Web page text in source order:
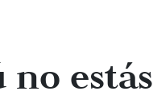
estás